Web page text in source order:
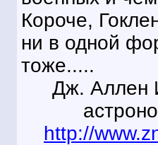
Короче,
ни в одной
тоже.....
Дж. Аллен
http://